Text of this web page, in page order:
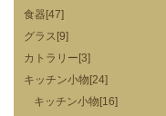
食器[47]
グラス[9]
カトラリー[3]
キッチン小物[24]
キッチン小物[16]